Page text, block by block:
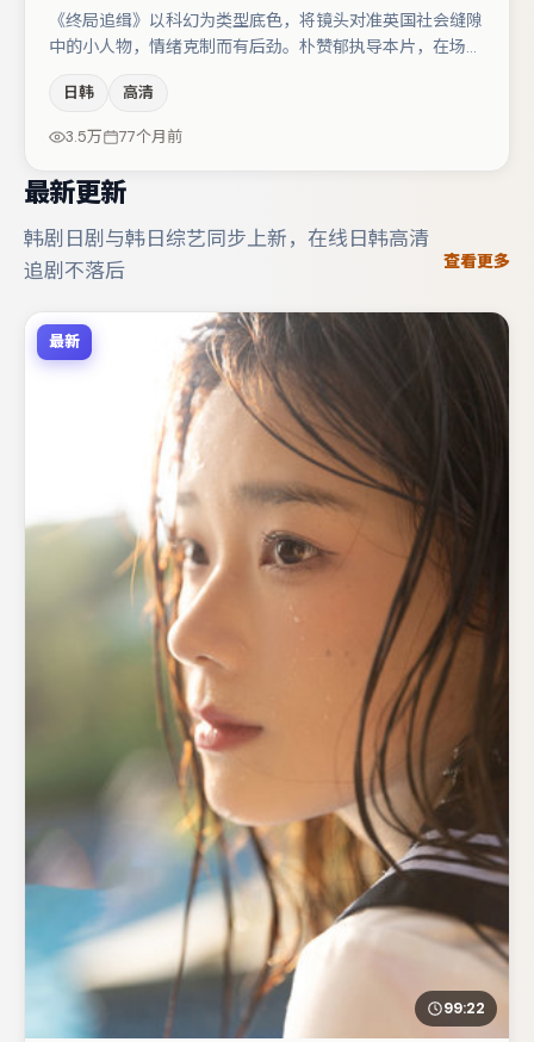
《终局追缉》以科幻为类型底色，将镜头对准英国社会缝隙
中的小人物，情绪克制而有后劲。朴赞郁执导本片，在场面
松菜奈在片中承担叙事驱动，谭卓、李光洁分别提供反差与
喜剧/悬疑调剂（视场次而定）。若你偏爱强类型与清晰主
线，这部作品值得关注。
日韩 高清
3.5万 77个月前
最新更新
韩剧日剧与韩日综艺同步上新，在线日韩高清
追剧不落后
查看更多
最新
99:22